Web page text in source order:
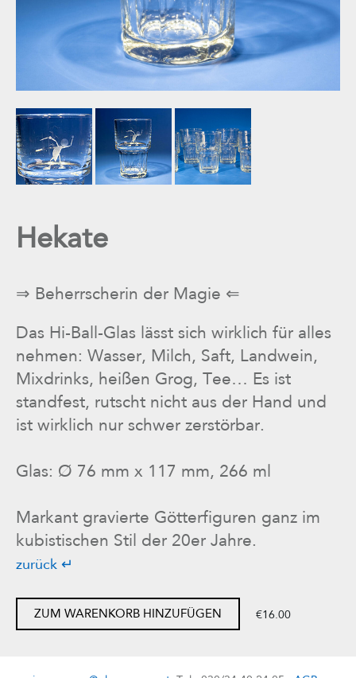
Hekate
⇒ Beherrscherin der Magie ⇐
Das Hi-Ball-Glas lässt sich wirklich für alles
nehmen: Wasser, Milch, Saft, Landwein,
Mixdrinks, heißen Grog, Tee… Es ist
standfest, rutscht nicht aus der Hand und
ist wirklich nur schwer zerstörbar.
Glas: Ø 76 mm x 117 mm, 266 ml
Markant gravierte Götterfiguren ganz im
kubistischen Stil der 20er Jahre.
zurück ↵
ZUM WARENKORB HINZUFÜGEN €16.00